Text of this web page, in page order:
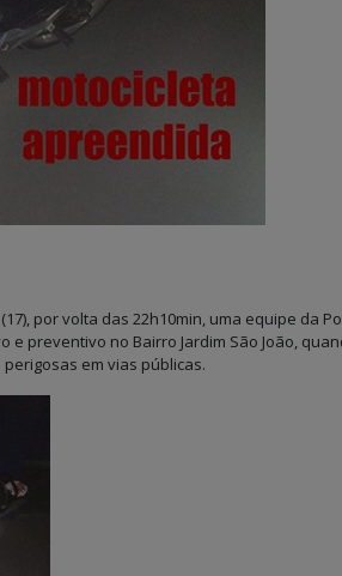
por volta das 22h10min, uma equipe da
preventivo no Bairro Jardim São João,
em vias públicas.